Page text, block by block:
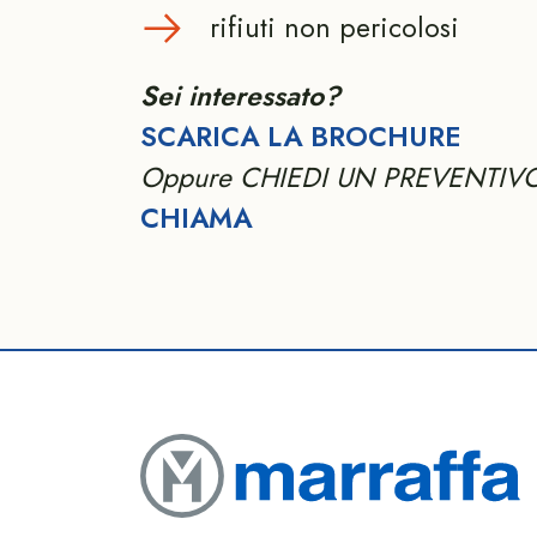
rifiuti non pericolosi
Sei interessato?
SCARICA LA BROCHURE
Oppure CHIEDI UN
CHIAMA